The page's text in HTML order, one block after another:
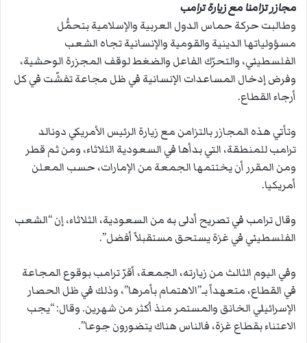
مجازر تزامنا مع زيارة ترامب
وطالبت حركة حماس الدول العربية والإسلامية بتحمُّل
مسؤولياتها الدينية والقومية والإنسانية تجاه الشعب
الفلسطيني، والتحرّك الفاعل والضغط لوقف المجزرة الوحشية،
وفرض إدخال المساعدات الإنسانية في ظل مجاعة تفشّت في كل
أرجاء القطاع.
وتأتي هذه المجازر بالتزامن مع زيارة الرئيس الأمريكي دونالد
ترامب للمنطقة، التي بدأها في السعودية الثلاثاء، ومن ثم قطر
ومن المقرر أن يختتمها الجمعة من الإمارات، حسب المعلن
أمريكيا.
وقال ترامب في تصريح أدلى به من السعودية، الثلاثاء، إن “الشعب
الفلسطيني في غزة يستحق مستقبلاً أفضل”.
وفي اليوم الثالث من زيارته، الجمعة، أقرّ ترامب بوقوع المجاعة
في القطاع، متعهداً بـ”الاهتمام بأمرها”، وذلك في ظل الحصار
الإسرائيلي الخانق والمستمر منذ أكثر من شهرين. وقال: “يجب
الاعتناء بقطاع غزة، فالناس هناك يتضورون جوعا”.